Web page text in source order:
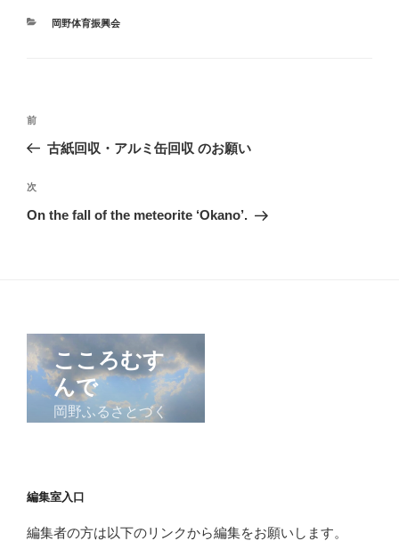
カ
岡野体育振興会
投
ビ
ゲ
前
の
稿
前
古紙回収・アルミ缶回収 のお願い
次
の
次
On the fall of the meteorite ‘Okano’.
編集室入口
編集者の方は以下のリンクから編集をお願いします。